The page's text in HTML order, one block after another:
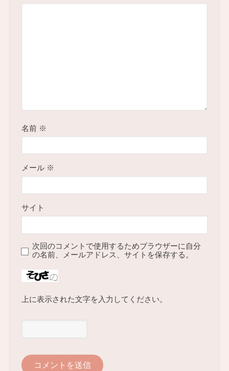
名前 ※
メール ※
サイト
次回のコメントで使用するためブラウザーに自分
の名前、メールアドレス、サイトを保存する。
上に表示された文字を入力してください。